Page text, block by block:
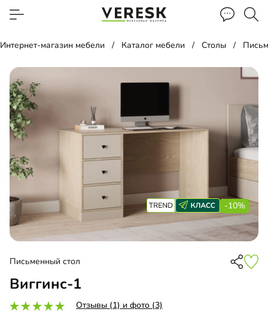
Интернет-магазин мебели Каталог мебели Столы
-10%
Письменный стол
Виггинс-1
Отзывы (1) и фото (3)